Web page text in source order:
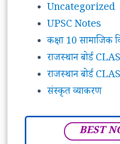
Uncategorized
UPSC Notes
कक्षा 10 सामाजिक
राजस्थान बोर्ड
राजस्थान बोर्ड
संस्कृत व्याकरण
BEST